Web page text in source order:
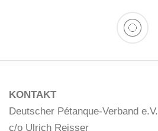
KONTAKT
Deutscher Pétanque-Verband e.V.
c/o Ulrich Reisser